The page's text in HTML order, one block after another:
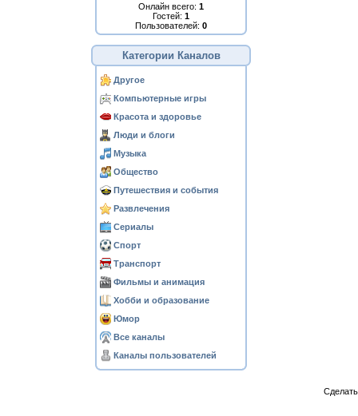
Онлайн всего: 1
Гостей: 1
Пользователей: 0
Категории Каналов
Другое
Компьютерные игры
Красота и здоровье
Люди и блоги
Музыка
Общество
Путешествия и события
Развлечения
Сериалы
Спорт
Транспорт
Фильмы и анимация
Хобби и образование
Юмор
Все каналы
Каналы пользователей